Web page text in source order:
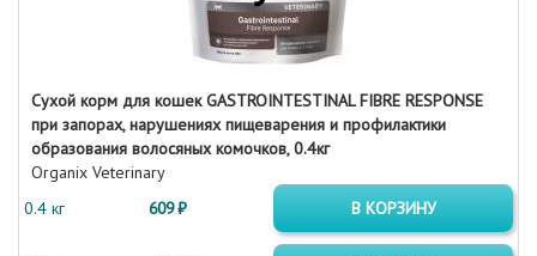
Сухой корм для кошек GASTROINTESTINAL FIBRE RESPONSE
при запорах, нарушениях пищеварения и профилактики
образования волосяных комочков, 0.4кг
Organix Veterinary
0.4 кг
609 ₽ В КОРЗИНУ